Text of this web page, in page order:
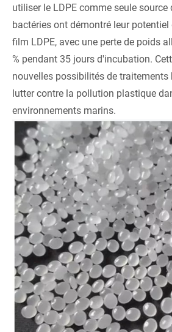
utiliser le LDPE comme seule source
bactéries ont démontré leur
film LDPE, avec une perte de poids
% pendant 35 jours d'incubation.
nouvelles possibilités de
lutter contre la pollution plastique
environnements marins.